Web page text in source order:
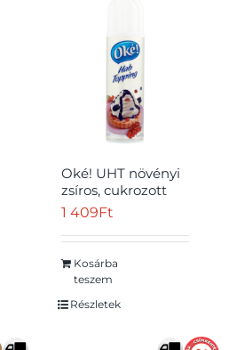
Oké! UHT növényi
zsíros, cukrozott
hab 250 g
1 409Ft
Kosárba
teszem
Részletek